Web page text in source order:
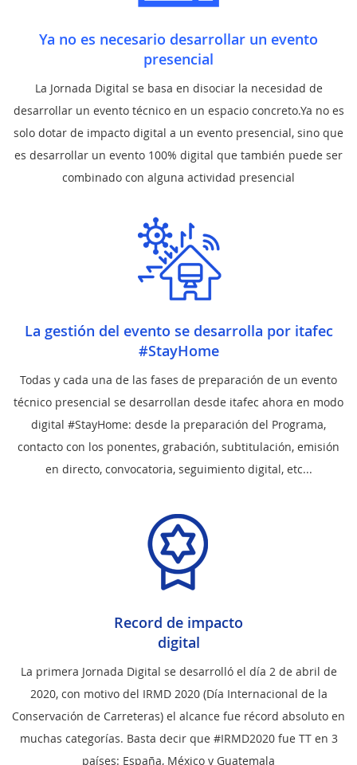
Ya no es necesario desarrollar un evento
presencial
La Jornada Digital se basa en disociar la necesidad de
desarrollar un evento técnico en un espacio concreto.Ya no es
solo dotar de impacto digital a un evento presencial, sino que
es desarrollar un evento 100% digital que también puede ser
combinado con alguna actividad presencial
La gestión del evento se desarrolla por itafec
#StayHome
Todas y cada una de las fases de preparación de un evento
técnico presencial se desarrollan desde itafec ahora en modo
digital #StayHome: desde la preparación del Programa,
contacto con los ponentes, grabación, subtitulación, emisión
en directo, convocatoria, seguimiento digital, etc...
Record de impacto
digital
La primera Jornada Digital se desarrolló el día 2 de abril de
2020, con motivo del IRMD 2020 (Día Internacional de la
Conservación de Carreteras) el alcance fue récord absoluto en
muchas categorías. Basta decir que #IRMD2020 fue TT en 3
países: España, México y Guatemala